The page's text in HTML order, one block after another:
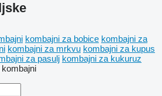
kombajni za bobice kombajni za
kombajni za mrkvu kombajni za kupus
za pasulj kombajni za kukuruz
kombajni